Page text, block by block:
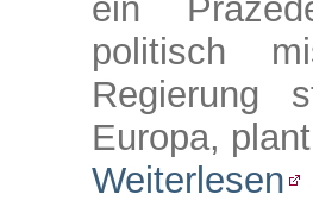
ein
politisch
Regierung
Europa,
Weiterlesen